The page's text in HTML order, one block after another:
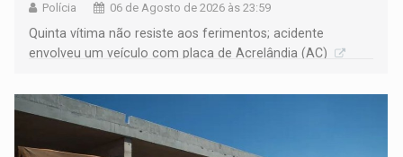
Polícia 06 de Agosto de 2026 às 23:59
Quinta vítima não resiste aos ferimentos; acidente
envolveu um veículo com placa de Acrelândia (AC)